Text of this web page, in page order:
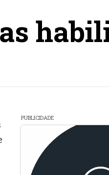
PUBLICIDADE